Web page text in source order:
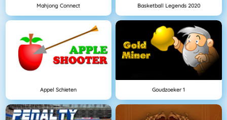
Mahjong Connect Basketball Legends 2020
Appel Schieten Goudzoeker 1